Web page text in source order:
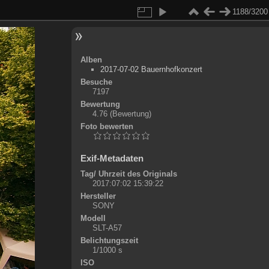
1188/3200
Alben
2017-07-02 Bauernhofkonzert
Besuche
7197
Bewertung
4.76 (Bewertung)
Foto bewerten
Exif-Metadaten
Tag/ Uhrzeit des Originals
2017:07:02 15:39:22
Hersteller
SONY
Modell
SLT-A57
Belichtungszeit
1/1000 s
ISO